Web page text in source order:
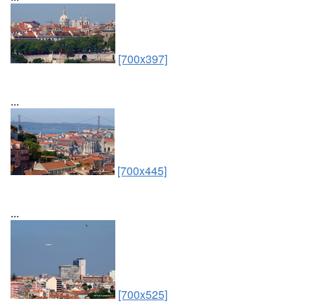
[700x397]
...
[700x445]
...
[700x525]